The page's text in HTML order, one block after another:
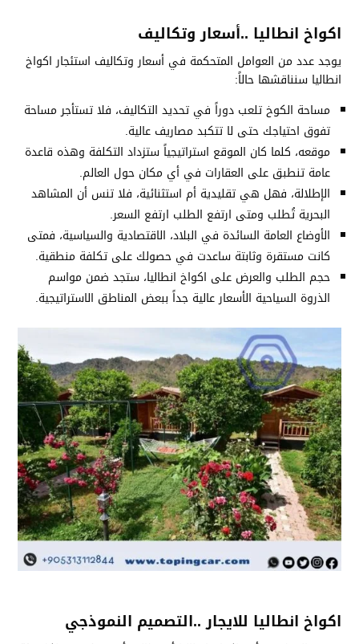
اكواخ انطاليا ..أسعار وتكاليف
يوجد عدد من العوامل المتحكمة في أسعار وتكاليف استئجار اكواخ
انطاليا سنناقشها حالاً:
مساحة الكوخ تلعب دوراً في تحديد التكاليف، فلا تستأجر مساحة
تفوق احتياجك حتى لا تتكبد مصاريف عالية.
موقعه، كلما كان الموقع استراتيجياً ستزداد التكلفة وهذه قاعدة
عامة تنطبق على العقارات في أي مكان حول العالم.
الإطلالة، فهل هي تقليدية أم استثنائية، فلا تنس أن المشاهد
البحرية تُطلب ومتى ارتفع الطلب ارتفع السعر.
الأوضاع العامة السائدة في البلاد، الاقتصادية والسياسية، فمتى
كانت مستقرة وثابتة ساعدت في حصولك على تكلفة منطقية.
حجم الطلب والعرض على اكواخ انطاليا، ستجد ضمن مواسم
الذروة السياحية الأسعار عالية جداً ببعض المناطق الاستراتيجية.
اكواخ انطاليا للايجار ..التصميم النموذجي